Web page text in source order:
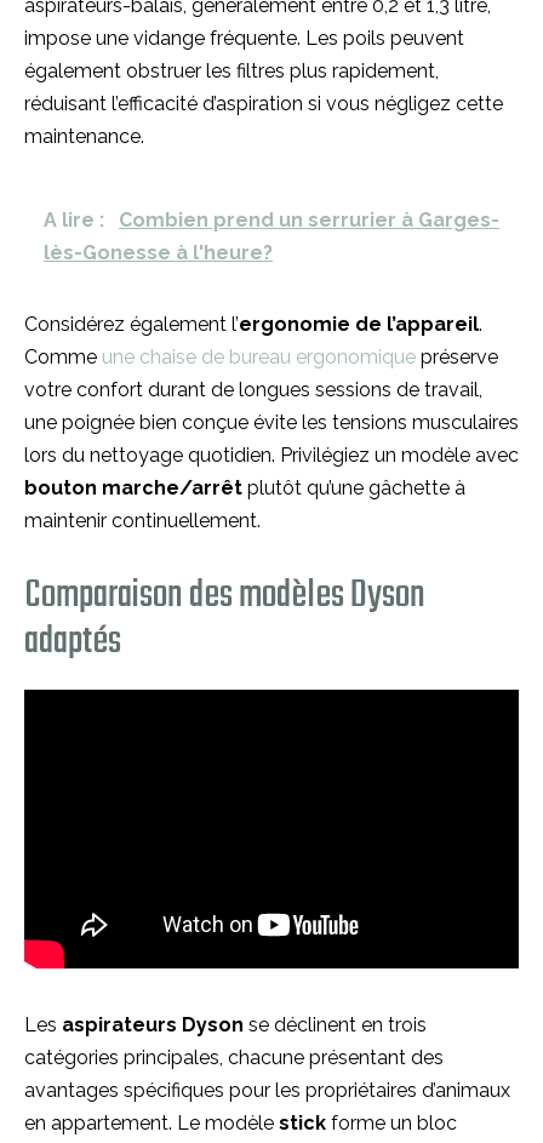
aspirateurs-balais, généralement entre 0,2 et 1,3 litre,
impose une vidange fréquente. Les poils peuvent
également obstruer les filtres plus rapidement,
réduisant l’efficacité d’aspiration si vous négligez cette
maintenance.
A lire :
Combien prend un serrurier à Garges-
lès-Gonesse à l'heure?
Considérez également l’ergonomie de l’appareil.
Comme une chaise de bureau ergonomique préserve
votre confort durant de longues sessions de travail,
une poignée bien conçue évite les tensions musculaires
lors du nettoyage quotidien. Privilégiez un modèle avec
bouton marche/arrêt plutôt qu’une gâchette à
maintenir continuellement.
Comparaison des modèles Dyson
adaptés
Les aspirateurs Dyson se déclinent en trois
catégories principales, chacune présentant des
avantages spécifiques pour les propriétaires d’animaux
en appartement. Le modèle stick forme un bloc